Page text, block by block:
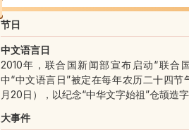
节日
中文语言日
2010年，联合国新闻部宣布启动“联合
中“中文语言日”被定在每年农历二十四节
月20日），以纪念“中华文字始祖”仓颉造字
大事件